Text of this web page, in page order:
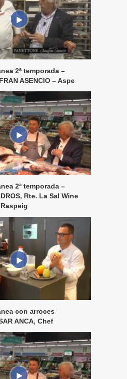
2ª temporada –
ASENCIO – Aspe
2ª temporada –
Rte. La Sal Wine
con arroces
ANCA, Chef